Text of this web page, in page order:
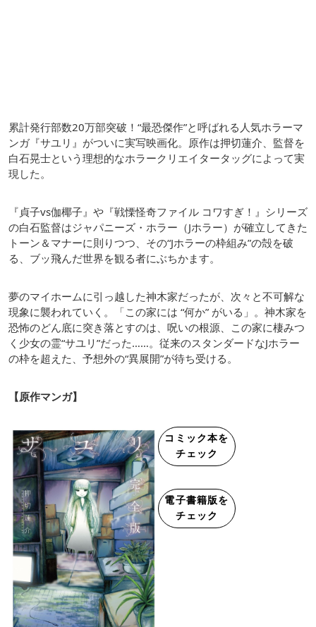
累計発行部数20万部突破！“最恐傑作”と呼ばれる人気ホラーマ
ンガ『サユリ』がついに実写映画化。原作は押切蓮介、監督を
白石晃士という理想的なホラークリエイタータッグによって実
現した。
『貞子vs伽椰子』や『戦慄怪奇ファイル コワすぎ！』シリーズ
の白石監督はジャパニーズ・ホラー（Jホラー）が確立してきた
トーン＆マナーに則りつつ、その“Jホラーの枠組み”の殻を破
る、ブッ飛んだ世界を観る者にぶちかます。
夢のマイホームに引っ越した神木家だったが、次々と不可解な
現象に襲われていく。「この家には “何か” がいる」。神木家を
恐怖のどん底に突き落とすのは、呪いの根源、この家に棲みつ
く少女の霊“サユリ”だった……。従来のスタンダードなJホラー
の枠を超えた、予想外の“異展開”が待ち受ける。
【原作マンガ】
コミック本を
チェック
電子書籍版を
チェック